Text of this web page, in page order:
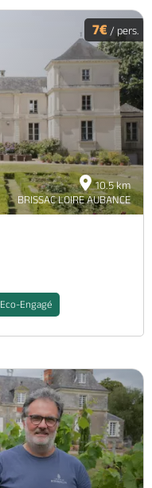
10.5 km
BRISSAC LOIRE AUBANCE
7€ / pers.
Eco-Engagé